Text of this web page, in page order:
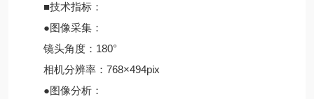
■技术指标：
●图像采集：
镜头角度：180°
相机分辨率：768×494pix
●图像分析：